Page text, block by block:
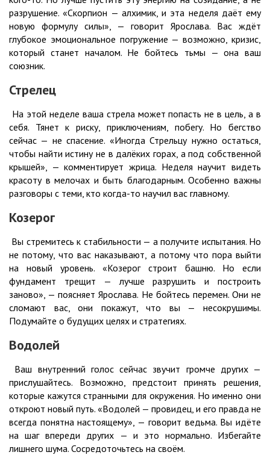
разрушение. «Скорпион — алхимик, и эта неделя даёт ему
новую формулу силы», — говорит Ярослава. Вас ждёт
глубокое эмоциональное погружение — возможно, кризис,
который станет началом. Не бойтесь тьмы — она ваш
союзник.
Стрелец
На этой неделе ваша стрела может попасть не в цель, а в
себя. Тянет к риску, приключениям, побегу. Но бегство
сейчас — не спасение. «Иногда Стрельцу нужно остаться,
чтобы найти истину не в далёких горах, а под собственной
крышей», — комментирует жрица. Неделя научит видеть
красоту в мелочах и быть благодарным. Особенно важны
разговоры с теми, кто когда-то научил вас главному.
Козерог
Вы стремитесь к стабильности — а получите испытания. Но
не потому, что вас наказывают, а потому что пора выйти
на новый уровень. «Козерог строит башню. Но если
фундамент трещит — лучше разрушить и построить
заново», — поясняет Ярослава. Не бойтесь перемен. Они не
сломают вас, они покажут, что вы — несокрушимы.
Подумайте о будущих целях и стратегиях.
Водолей
Ваш внутренний голос сейчас звучит громче других —
прислушайтесь. Возможно, предстоит принять решения,
которые кажутся странными для окружения. Но именно они
откроют новый путь. «Водолей — провидец, и его правда не
всегда понятна настоящему», — говорит ведьма. Вы идёте
на шаг впереди других — и это нормально. Избегайте
лишнего шума. Сосредоточьтесь на своём.